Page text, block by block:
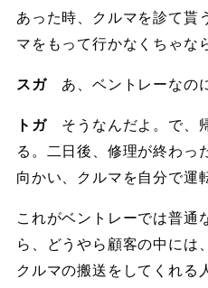
あった時、クルマを診て貰
マをもって行かなくちゃな
スガ あ、ベントレーなの
トガ そうなんだよ。で、
る。二日後、修理が終わっ
向かい、クルマを自分で運
これがベントレーでは普通
ら、どうやら顧客の中には
クルマの搬送をしてくれる